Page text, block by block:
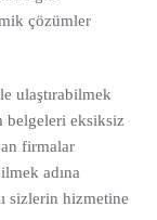
çözümler
ulaştırabilmek
belgeleri eksiksiz
firmalar
adına
sizlerin hizmetine